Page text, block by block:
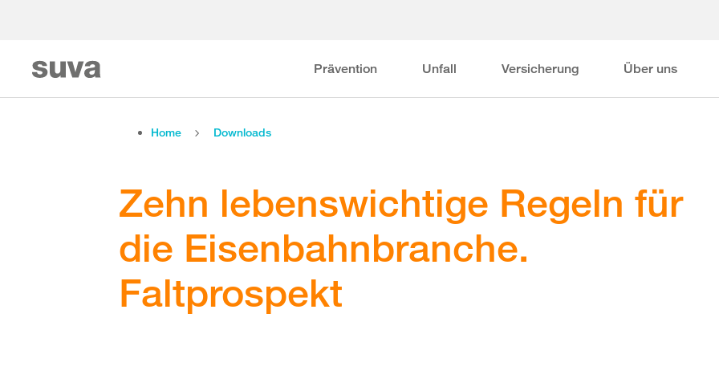
Prävention Unfall Versicherung Über uns
Home Downloads
Zehn lebenswichtige Regeln für
die Eisenbahnbranche.
Faltprospekt